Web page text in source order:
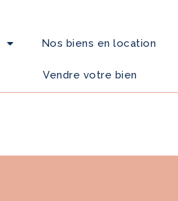
Nos biens en location
Vendre votre bien